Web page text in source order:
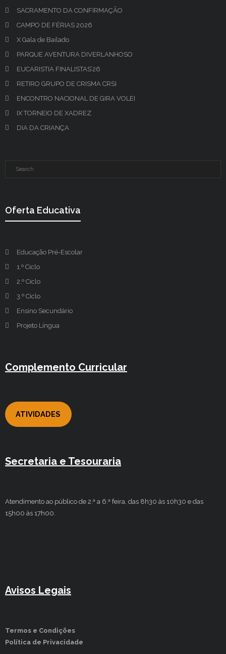
SACRAMENTO DA CONFIRMAÇÃO
CAMPO DE FÉRIAS 2026
X Gala de Bailado
PARQUE AVENTURA DIVERLANHOSO
EUCARISTIA FINALISTAS’26
RETIRO GRUPO DE CRISMA CRSI
ENCONTRO NACIONAL DE GIRA VOLEI
IX TORNEIO DE XADREZ
DIA DA CRIANÇA
Oferta Educativa
Educação Pré-Escolar
1.º Ciclo
2.º Ciclo
3.º Ciclo
Ensino Secundário
Projeto Língua
Complemento Curricular
ATIVIDADES
Secretaria e Tesouraria
Atendimento ao público de 2.ª a 6.ª feira, das 8h30 às 10h30 e das
15h00 às 17h00.
Avisos Legais
Termos e Condições
Política de Privacidade